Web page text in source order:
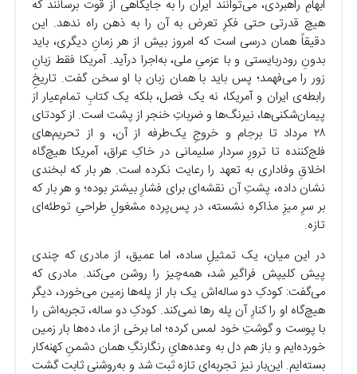
ابهامِ راهبردی، می‌توانند ایران را به جایگاهی از قوت برسانند که
هیچ قدرتی حتی فکرِ تعرض به آن را به ذهن راه ندهد. این
دقیقاً همان درسی است که امروز بیش از هر زمانِ دیگری، باید
بدونِ رودربایستی و با عزمیِ ملی، به‌اجرا درآید. آمریکا فقط زبانِ
زور را می‌فهمد؛ پس باید با همان زبان با او سخن گفت. تاریخِ
رابطه‌ی ایران و آمریکا، نه یک فصل، بلکه یک کتابِ تمام‌عیار از
پیمان‌شکنی‌ها، نیرنگ‌ها و ضرباتِ خنجر از پشت است. از کودتای
۲۸ مرداد تا برجام و خروجِ یک‌طرفه از آن، و از تحریم‌های
فلج‌کننده تا ترورِ سردار سلیمانی در خاکِ عراق، آمریکا هیچ‌گاه
اخلاقِ وفاداری به تعهد را رعایت نکرده است. هر بار که لبخندی
نشان داده، پشتِ آن نقشه‌ای برای فشارِ بیشتر بوده؛ و هر بار که
بر سرِ میزِ مذاکره نشسته، در پس‌پرده مشغولِ طراحیِ توطئه‌ای
تازه.
در این میان، یک تمثیلِ ساده، اما عمیق، از مادری که چندی
پیش کلیپش فراگیر شد، همه‌چیز را روشن می‌کند. مادری که
می‌گفت: کودکِ دو ساله‌اش یک بار از پله‌ها زمین می‌خورد، دیگر
هیچ‌گاه او را کنارِ آن پله رها نمی‌کند. کودکِ دو ساله، تجربه‌اش را
با پوست و گوشتِ خود لمس کرده؛ اما برخی از ما، ده‌ها بار زمین
خورده‌ایم و باز هم دل به وعده‌هایِ رنگارنگِ همان دشمنِ کهنه‌کار
بسته‌ایم. این‌بار نیز تجربه‌ای تازه ثبت شد و به‌روشنی ثابت گشت